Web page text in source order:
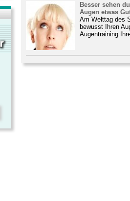
Besser sehen
Augen etwas
Am Welttag des
bewusst Ihren
Augentraining